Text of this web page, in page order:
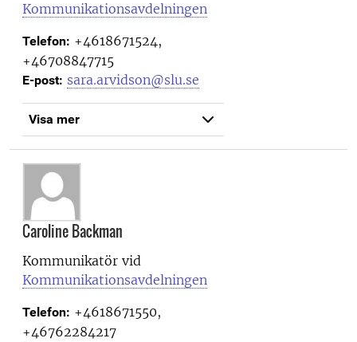
Kommunikationsavdelningen
Telefon: +4618671524,
+46708847715
E-post: sara.arvidson@slu.se
Visa mer
Caroline Backman
Kommunikatör vid
Kommunikationsavdelningen
Telefon: +4618671550,
+46762284217